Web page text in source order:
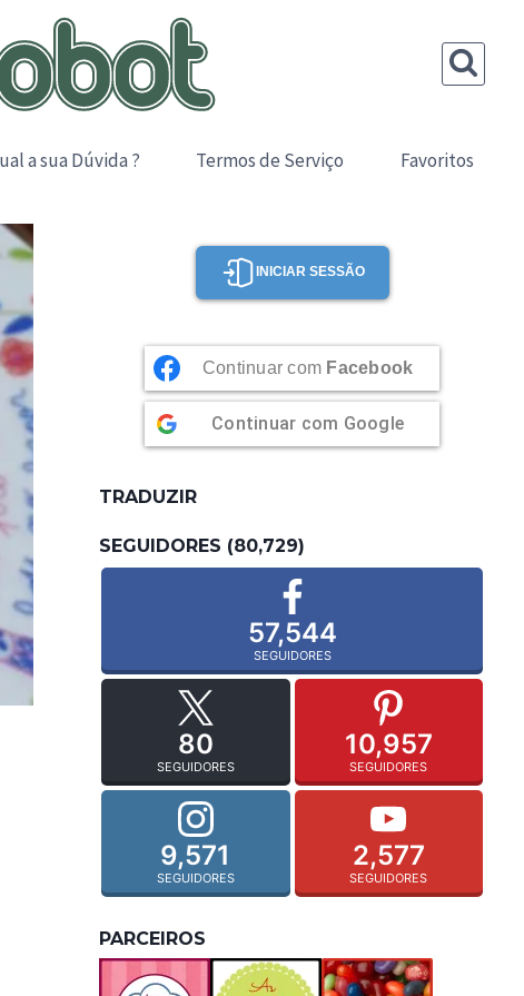
a sua Dúvida ? Termos de Serviço Favoritos
INICIAR SESSÃO
Continuar com Facebook
Continuar com Google
TRADUZIR
SEGUIDORES (80,729)
57,544
SEGUIDORES
80
SEGUIDORES
10,957
SEGUIDORES
9,571
SEGUIDORES
2,577
SEGUIDORES
PARCEIROS